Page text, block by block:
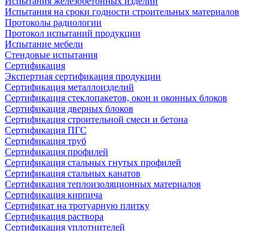
Испытания на сроки годности строительных материалов
Протоколы радиологии
Протокол испытаний продукции
Испытание мебели
Стендовые испытания
Сертификация
Экспертная сертификация продукции
Сертификация металлоизделий
Сертификация стеклопакетов, окон и оконных блоков
Сертификация дверных блоков
Сертификация строительной смеси и бетона
Сертификация ПГС
Сертификация труб
Сертификация профилей
Сертификация стальных гнутых профилей
Сертификация стальных канатов
Сертификация теплоизоляционных материалов
Сертификация кирпича
Сертификат на тротуарную плитку
Сертификация раствора
Сертификация уплотнителей